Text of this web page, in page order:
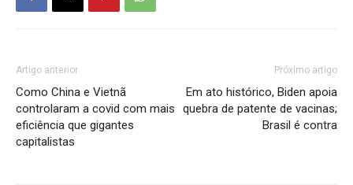
Artigo anterior
Como China e Vietnã
controlaram a covid com mais
eficiência que gigantes
capitalistas
Próximo artigo
Em ato histórico, Biden apoia
quebra de patente de vacinas;
Brasil é contra